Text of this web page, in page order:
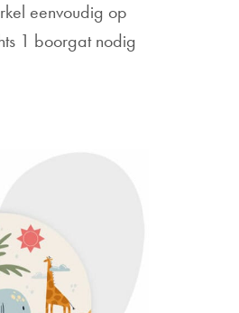
eenvoudig op
1 boorgat nodig